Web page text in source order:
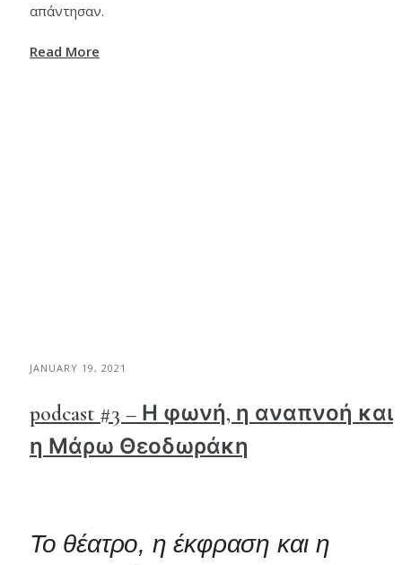
απάντησαν.
Read More
JANUARY 19, 2021
podcast #3 – Η φωνή, η αναπνοή και
η Μάρω Θεοδωράκη
Το θέατρο, η έκφραση και η